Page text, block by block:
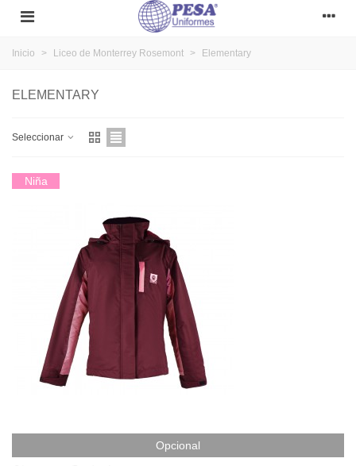
Inicio > Liceo de Monterrey Rosemont > Elementary
ELEMENTARY
Seleccionar
Niña
Opcional